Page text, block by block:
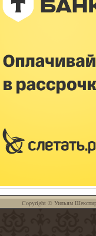
Copyright © Уильям